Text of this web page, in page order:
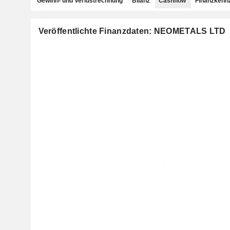
Veröffentlichte Finanzdaten: NEOMETALS LTD